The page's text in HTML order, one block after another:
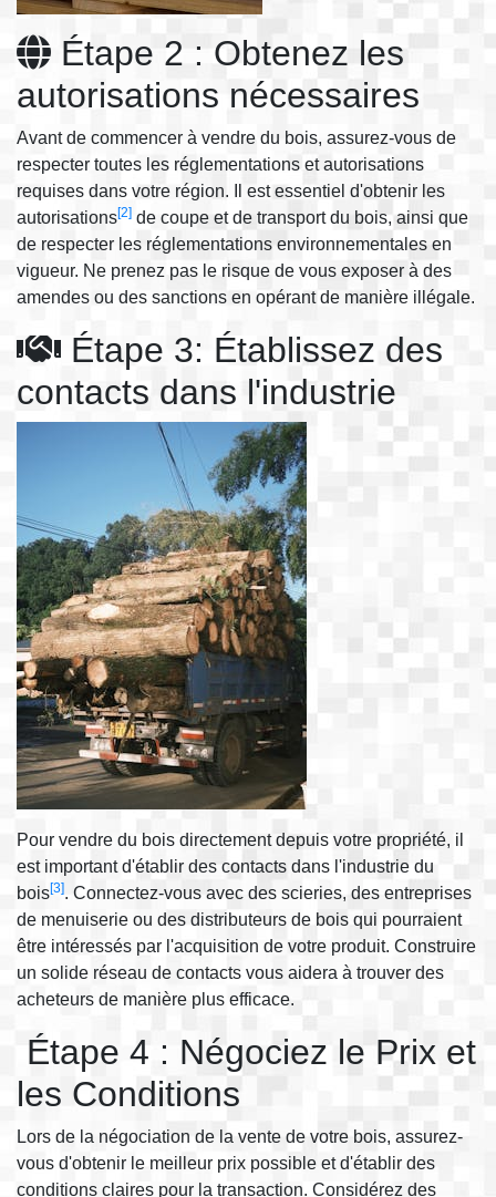
Étape 2 : Obtenez les
autorisations nécessaires
Avant de commencer à vendre du bois, assurez-vous de
respecter toutes les réglementations et autorisations
requises dans votre région. Il est essentiel d'obtenir les
autorisations[2] de coupe et de transport du bois, ainsi que
de respecter les réglementations environnementales en
vigueur. Ne prenez pas le risque de vous exposer à des
amendes ou des sanctions en opérant de manière illégale.
Étape 3: Établissez des
contacts dans l'industrie
Pour vendre du bois directement depuis votre propriété, il
est important d'établir des contacts dans l'industrie du
bois[3]. Connectez-vous avec des scieries, des entreprises
de menuiserie ou des distributeurs de bois qui pourraient
être intéressés par l'acquisition de votre produit. Construire
un solide réseau de contacts vous aidera à trouver des
acheteurs de manière plus efficace.
Étape 4 : Négociez le Prix et
les Conditions
Lors de la négociation de la vente de votre bois, assurez-
vous d'obtenir le meilleur prix possible et d'établir des
conditions claires pour la transaction. Considérez des